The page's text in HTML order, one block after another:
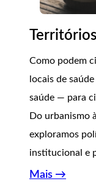
Como podem
locais de
saúde — para
Do urbanismo
exploramos
institucional e
Mais →